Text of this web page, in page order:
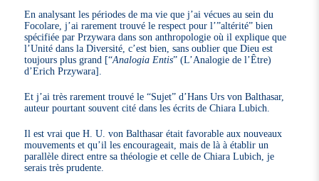
En analysant les périodes de ma vie que j’ai vécues au sein du
Focolare, j’ai rarement trouvé le respect pour l’”altérité” bien
spécifiée par Przywara dans son anthropologie où il explique que
l’Unité dans la Diversité, c’est bien, sans oublier que Dieu est
toujours plus grand [“Analogia Entis” (L’Analogie de l’Être)
d’Erich Przywara].
Et j’ai très rarement trouvé le “Sujet” d’Hans Urs von Balthasar,
auteur pourtant souvent cité dans les écrits de Chiara Lubich.
Il est vrai que H. U. von Balthasar était favorable aux nouveaux
mouvements et qu’il les encourageait, mais de là à établir un
parallèle direct entre sa théologie et celle de Chiara Lubich, je
serais très prudente.